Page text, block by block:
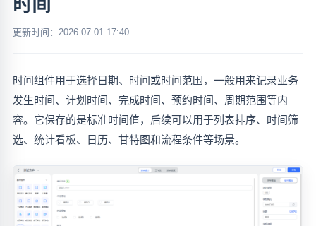
时间
更新时间：2026.07.01 17:40
时间组件用于选择日期、时间或时间范围，一般用来记录业务
发生时间、计划时间、完成时间、预约时间、周期范围等内
容。它保存的是标准时间值，后续可以用于列表排序、时间筛
选、统计看板、日历、甘特图和流程条件等场景。